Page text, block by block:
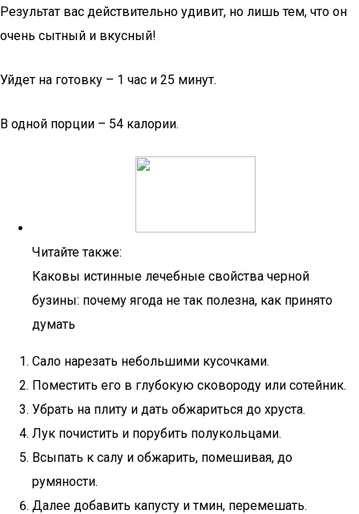
Результат вас действительно удивит, но лишь тем, что он
очень сытный и вкусный!
Уйдет на готовку – 1 час и 25 минут.
В одной порции – 54 калории.
Читайте также:
Каковы истинные лечебные свойства черной
бузины: почему ягода не так полезна, как принято
думать
Сало нарезать небольшими кусочками.
Поместить его в глубокую сковороду или сотейник.
Убрать на плиту и дать обжариться до хруста.
Лук почистить и порубить полукольцами.
Всыпать к салу и обжарить, помешивая, до
румяности.
Далее добавить капусту и тмин, перемешать.